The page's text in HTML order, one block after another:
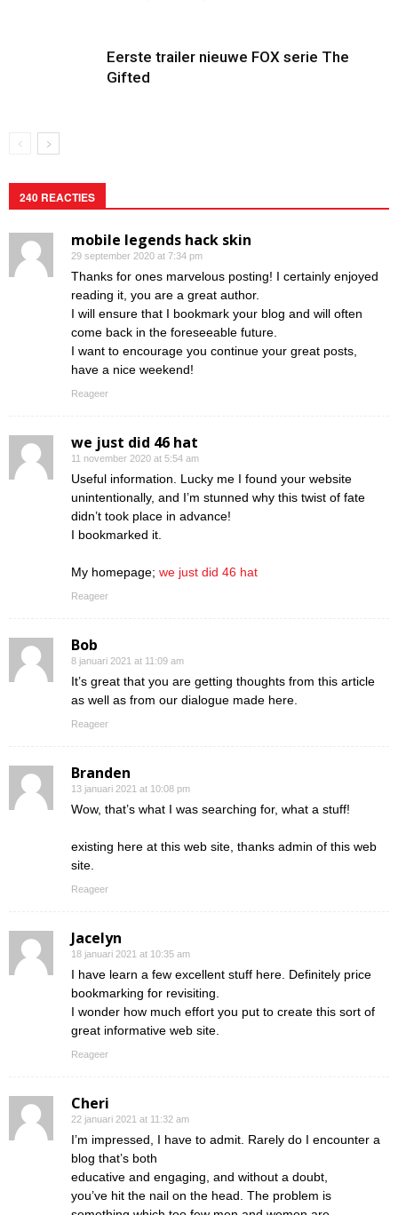
Eerste trailer nieuwe FOX serie The
Gifted
240 REACTIES
mobile legends hack skin
29 september 2020 at 7:34 pm
Thanks for ones marvelous posting! I certainly enjoyed
reading it, you are a great author.
I will ensure that I bookmark your blog and will often
come back in the foreseeable future.
I want to encourage you continue your great posts,
have a nice weekend!
Reageer
we just did 46 hat
11 november 2020 at 5:54 am
Useful information. Lucky me I found your website
unintentionally, and I’m stunned why this twist of fate
didn’t took place in advance!
I bookmarked it.
My homepage; we just did 46 hat
Reageer
Bob
8 januari 2021 at 11:09 am
It’s great that you are getting thoughts from this article
as well as from our dialogue made here.
Reageer
Branden
13 januari 2021 at 10:08 pm
Wow, that’s what I was searching for, what a stuff!
existing here at this web site, thanks admin of this web
site.
Reageer
Jacelyn
18 januari 2021 at 10:35 am
I have learn a few excellent stuff here. Definitely price
bookmarking for revisiting.
I wonder how much effort you put to create this sort of
great informative web site.
Reageer
Cheri
22 januari 2021 at 11:32 am
I’m impressed, I have to admit. Rarely do I encounter a
blog that’s both
educative and engaging, and without a doubt,
you’ve hit the nail on the head. The problem is